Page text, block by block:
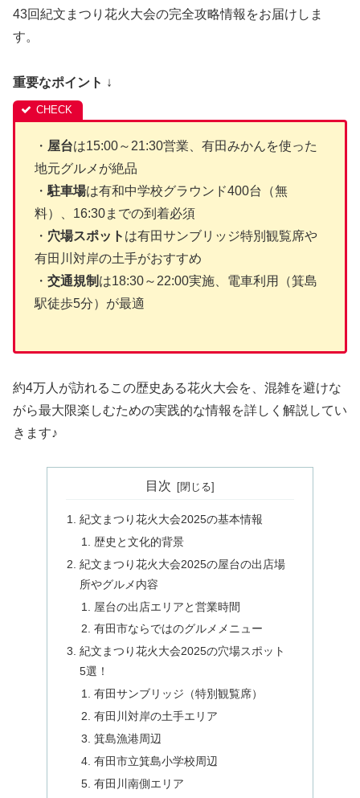
43回紀文まつり花火大会の完全攻略情報をお届けしま
す。
重要なポイント ↓
・ 屋台は15:00～21:30営業、有田みかんを使った
地元グルメが絶品
・ 駐車場は有和中学校グラウンド400台（無
料）、16:30までの到着必須
・ 穴場スポット は有田サンブリッジ特別観覧席や
有田川対岸の土手がおすすめ
・ 交通規制 は18:30～22:00実施、電車利用（箕島
駅徒歩5分）が最適
約4万人が訪れるこの歴史ある花火大会を、混雑を避けな
がら最大限楽しむための実践的な情報を詳しく解説してい
きます♪
目次
紀文まつり花火大会2025の基本情報
歴史と文化的背景
紀文まつり花火大会2025の屋台の出店場
所やグルメ内容
屋台の出店エリアと営業時間
有田市ならではのグルメメニュー
紀文まつり花火大会2025の穴場スポット
5選！
有田サンブリッジ（特別観覧席）
有田川対岸の土手エリア
箕島漁港周辺
有田市立箕島小学校周辺
有田川南側エリア